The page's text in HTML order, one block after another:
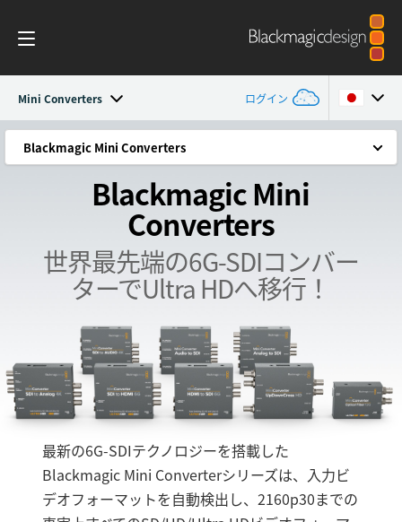
Mini Converters ログイン
Mini ConvertersArgentina
Australia
Brazil
Canada
China
Denmark
Finland
France
Germany
Blackmagic Mini Converters
Blackmagic Mini Converters
新登場の2機種の6G-SDIモデルで高度なHDMI変換！
Mini Converter UpDownCross HD
Mini Converter Optical Fiber 12G
多様な変換
シンプル、コンパクト、堅牢なデザイン
6G-SDI Ultra HDモデル
3G-SDI HDモデル
複数のオーディオ接続
リダンダントSDI入力
高度なビデオテクノロジー
Blackmagic Mini
Converters
世界最先端の6G-SDIコンバー
ターでUltra HDへ移行！
最新の6G-SDIテクノロジーを搭載した
Blackmagic Mini Converterシリーズは、入力ビ
デオフォーマットを自動検出し、2160p30までの